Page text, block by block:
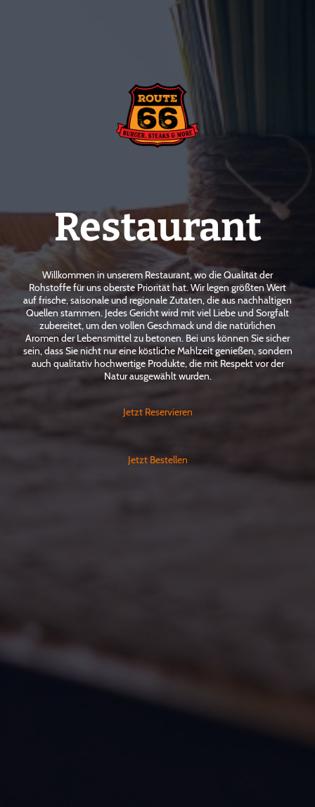
Restaurant
Willkommen in unserem Restaurant, wo die Qualität der
Rohstoffe für uns oberste Priorität hat. Wir legen größten Wert
auf frische, saisonale und regionale Zutaten, die aus nachhaltigen
Quellen stammen. Jedes Gericht wird mit viel Liebe und Sorgfalt
zubereitet, um den vollen Geschmack und die natürlichen
Aromen der Lebensmittel zu betonen. Bei uns können Sie sicher
sein, dass Sie nicht nur eine köstliche Mahlzeit genießen, sondern
auch qualitativ hochwertige Produkte, die mit Respekt vor der
Natur ausgewählt wurden.
Jetzt Reservieren
Jetzt Bestellen